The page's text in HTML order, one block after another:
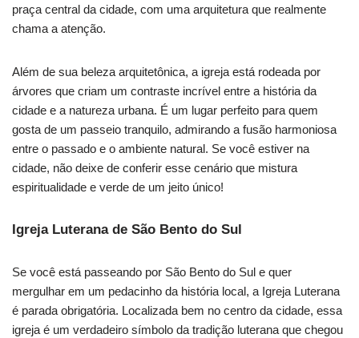
praça central da cidade, com uma arquitetura que realmente
chama a atenção.
Além de sua beleza arquitetônica, a igreja está rodeada por
árvores que criam um contraste incrível entre a história da
cidade e a natureza urbana. É um lugar perfeito para quem
gosta de um passeio tranquilo, admirando a fusão harmoniosa
entre o passado e o ambiente natural. Se você estiver na
cidade, não deixe de conferir esse cenário que mistura
espiritualidade e verde de um jeito único!
Igreja Luterana de São Bento do Sul
Se você está passeando por São Bento do Sul e quer
mergulhar em um pedacinho da história local, a Igreja Luterana
é parada obrigatória. Localizada bem no centro da cidade, essa
igreja é um verdadeiro símbolo da tradição luterana que chegou